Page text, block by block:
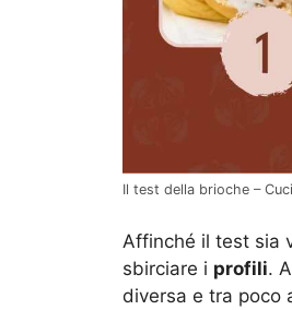
Il test della brioche –
Affinché il test sia
sbirciare i profili.
diversa e tra poco